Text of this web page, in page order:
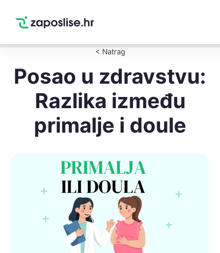
< Natrag
Posao u zdravstvu:
Razlika između
primalje i doule
Swipe Match Chat
Google Play